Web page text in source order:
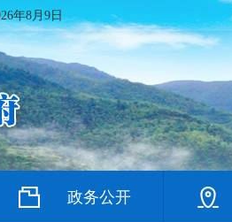
年8月9日
政务公开